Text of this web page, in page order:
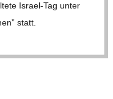
Israel-Tag unter
statt.